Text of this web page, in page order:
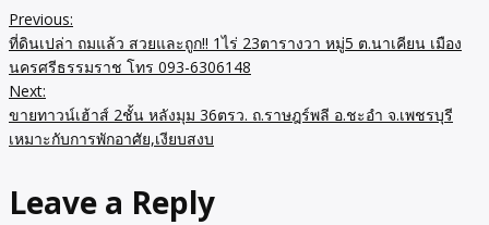
Previous:
ที่ดินเปล่า ถมแล้ว สวยและถูก!! 1ไร่ 23ตารางวา หมู่5 ต.นาเคียน เมือง
นครศรีธรรมราช โทร 093-6306148
Next:
ขายทาวน์เฮ้าส์ 2ชั้น หลังมุม 36ตรว. ถ.ราษฎร์พลี อ.ชะอำ จ.เพชรบุรี
เหมาะกับการพักอาศัย,เงียบสงบ
Leave a Reply